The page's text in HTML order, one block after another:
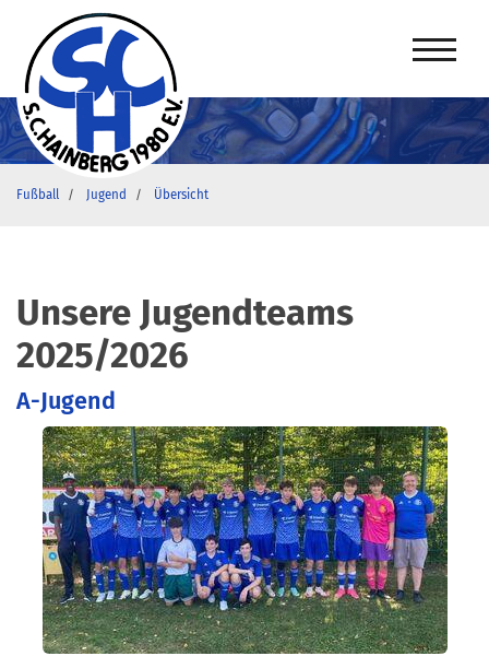
Fußball Jugend Übersicht
Unsere Jugendteams
2025/2026
A-Jugend